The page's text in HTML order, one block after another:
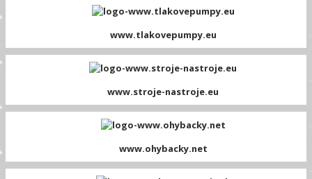
www.tlakovepumpy.eu
www.stroje-nastroje.eu
www.ohybacky.net